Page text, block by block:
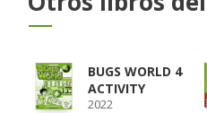
BUGS WORLD 4
ACTIVITY
2022